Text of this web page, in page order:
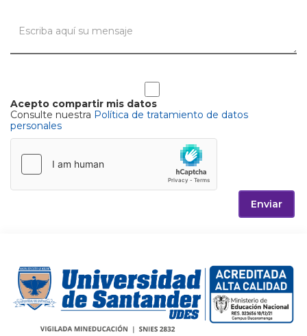
Acepto compartir mis datos
Consulte nuestra Política de tratamiento de datos
personales
Enviar